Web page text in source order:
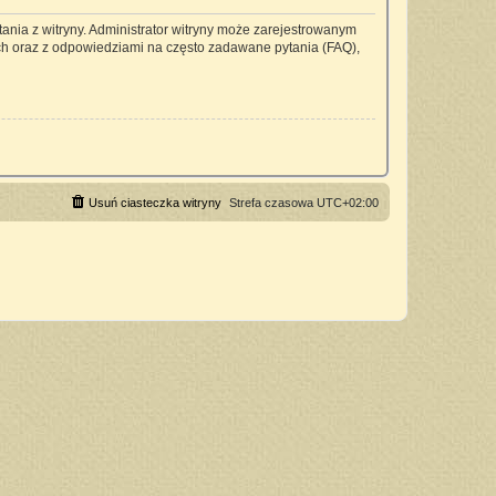
z witryny. Administrator witryny może zarejestrowanym
z odpowiedziami na często zadawane pytania (FAQ),
Strefa czasowa UTC+02:00
Usuń ciasteczka witryny